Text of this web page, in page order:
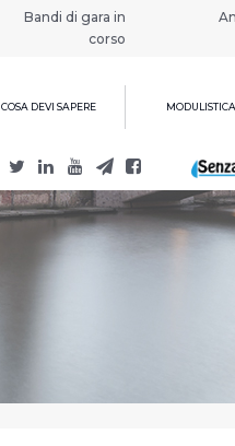
Bandi di gara in
corso
COSA DEVI SAPERE MODULISTICA